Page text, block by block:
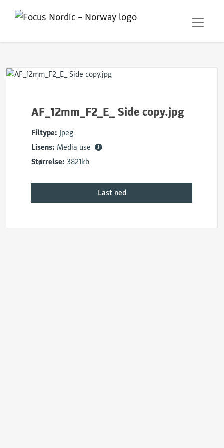
AF_12mm_F2_E_ Side copy.jpg
Filtype: Jpeg
Lisens: Media use
Størrelse: 3821kb
Last ned